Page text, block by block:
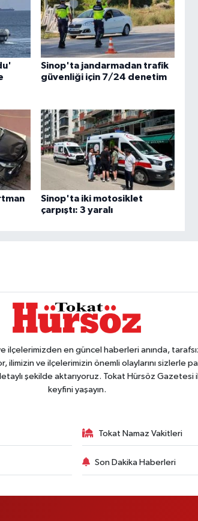
Sinop'ta jandarmadan trafik
güvenliği için 7/24 denetim
Sinop'ta iki motosiklet
çarpıştı: 3 yaralı
en güncel haberleri anında,
ilimizin ve ilçelerimizin önemli olaylarını sizlerle
şekilde aktarıyoruz. Tokat Hürsöz
keyfini yaşayın.
Tokat Namaz Vakitleri
Son Dakika Haberleri